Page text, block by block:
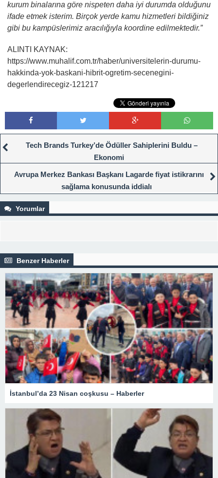
kurum binalarına göre nispeten daha iyi durumda olduğunu
ifade etmek isterim. Birçok yerde kamu hizmetleri bildiğiniz
gibi bu kampüslerimiz aracılığıyla koordine edilmektedir.”
ALINTI KAYNAK:
https://www.muhalif.com.tr/haber/universitelerin-durumu-
hakkinda-yok-baskani-hibrit-ogretim-secenegini-
degerlendirecegiz-121217
Tech Brands Turkey’de Ödüller Sahiplerini Buldu –
Ekonomi
Avrupa Merkez Bankası Başkanı Lagarde fiyat istikrarını
sağlama konusunda iddialı
Yorumlar
Benzer Haberler
İstanbul’da 23 Nisan coşkusu – Haberler